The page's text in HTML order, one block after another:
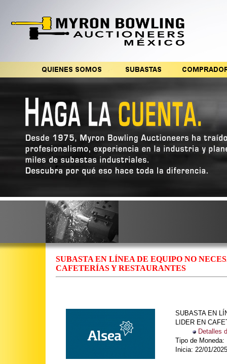
SUBASTA EN LÍNEA DE EQUIPO NO
CAFETERÍAS Y RESTAURANTES
SUBASTA EN
LIDER EN
Detalles
Tipo de Moneda:
Inicia: 22/01/